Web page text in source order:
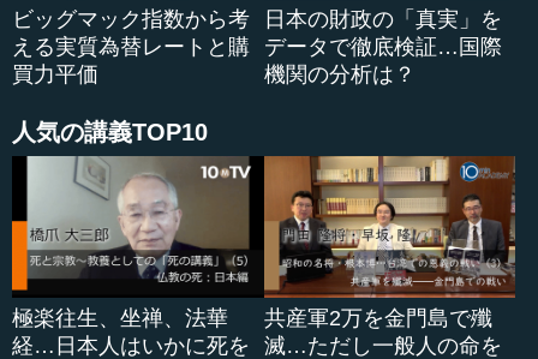
始まったならば必ず作戦が先行し、政治はあとから作戦の
成功をサポートする役目であり、この位置づけは明確だ、
といっているわけです。こうい...
ビッグマック指数から考
える実質為替レートと購
買力平価
日本の財政の「真実」を
データで徹底検証…国際
機関の分析は？
人気の講義TOP10
極楽往生、坐禅、法華
経…日本人はいかに死を
共産軍2万を金門島で殲
滅…ただし一般人の命を